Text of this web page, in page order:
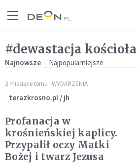
#dewastacja kościoła
Najnowsze Najpopularniejsze
2 miesiące temu WYDARZENIA
terazkrosno.pl / jh
Profanacja w
krośnieńskiej kaplicy.
Przypalił oczy Matki
Bożej i twarz Jezusa